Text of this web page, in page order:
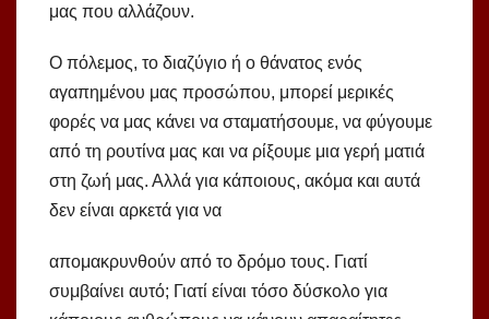
μας που αλλάζουν.
Ο πόλεμος, το διαζύγιο ή ο θάνατος ενός
αγαπημένου μας προσώπου, μπορεί μερικές
φορές να μας κάνει να σταματήσουμε, να φύγουμε
από τη ρουτίνα μας και να ρίξουμε μια γερή ματιά
στη ζωή μας. Αλλά για κάποιους, ακόμα και αυτά
δεν είναι αρκετά για να
απομακρυνθούν από το δρόμο τους. Γιατί
συμβαίνει αυτό; Γιατί είναι τόσο δύσκολο για